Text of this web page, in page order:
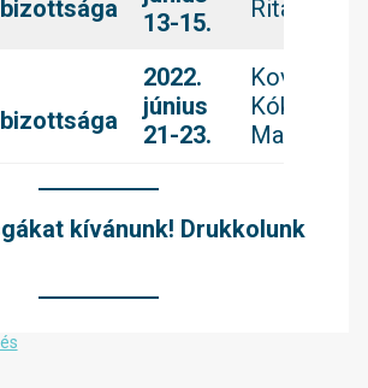
13-15.
Rita
2022.
június
21-23.
Kovácsné
Kóka
Marianna
kívánunk! Drukkolunk